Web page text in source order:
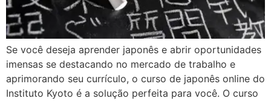
Se você deseja aprender japonês e abrir oportunidades
imensas se destacando no mercado de trabalho e
aprimorando seu currículo, o curso de japonês online do
Instituto Kyoto é a solução perfeita para você. O curso